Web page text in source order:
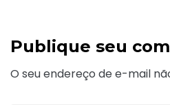
Publique seu
O seu endereço de e-mail